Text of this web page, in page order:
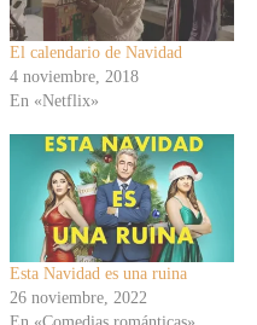
El calendario de Navidad
4 noviembre, 2018
En «Netflix»
Esta Navidad es una ruina
26 noviembre, 2022